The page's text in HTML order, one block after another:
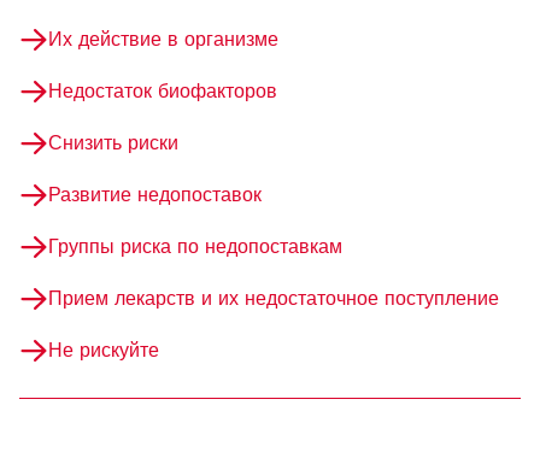
Их действие в организме
Недостаток биофакторов
Снизить риски
Развитие недопоставок
Группы риска по недопоставкам
Прием лекарств и их недостаточное поступление
Не рискуйте